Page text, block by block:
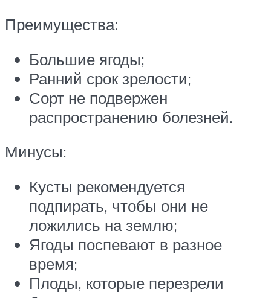
Преимущества:
Большие ягоды;
Ранний срок зрелости;
Сорт не подвержен
распространению болезней.
Минусы:
Кусты рекомендуется
подпирать, чтобы они не
ложились на землю;
Ягоды поспевают в разное
время;
Плоды, которые перезрели